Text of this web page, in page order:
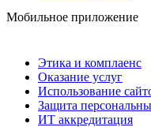
Мобильное приложение
Этика и комплаенс
Оказание услуг
Использование
Защита
ИТ аккредитация